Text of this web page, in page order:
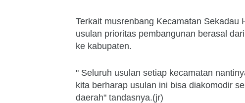
Terkait musrenbang Kecamatan Sekadau
usulan prioritas pembangunan berasal
ke kabupaten.
" Seluruh usulan setiap kecamatan
kita berharap usulan ini bisa diakomodir
daerah" tandasnya.(jr)